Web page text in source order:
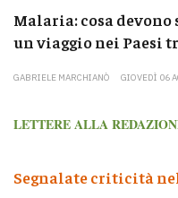
Malaria: cosa
un viaggio nei Paesi
GABRIELE MARCHIANÒ GIOVEDÌ 06
LETTERE ALLA
Segnalate criticità